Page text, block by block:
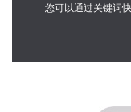
您可以通过关键词